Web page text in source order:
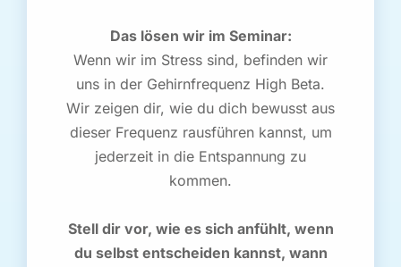
Das lösen wir im Seminar:
Wenn wir im Stress sind, befinden wir
uns in der Gehirnfrequenz High Beta.
Wir zeigen dir, wie du dich bewusst aus
dieser Frequenz rausführen kannst, um
jederzeit in die Entspannung zu
kommen.
Stell dir vor, wie es sich anfühlt, wenn
du selbst entscheiden kannst, wann